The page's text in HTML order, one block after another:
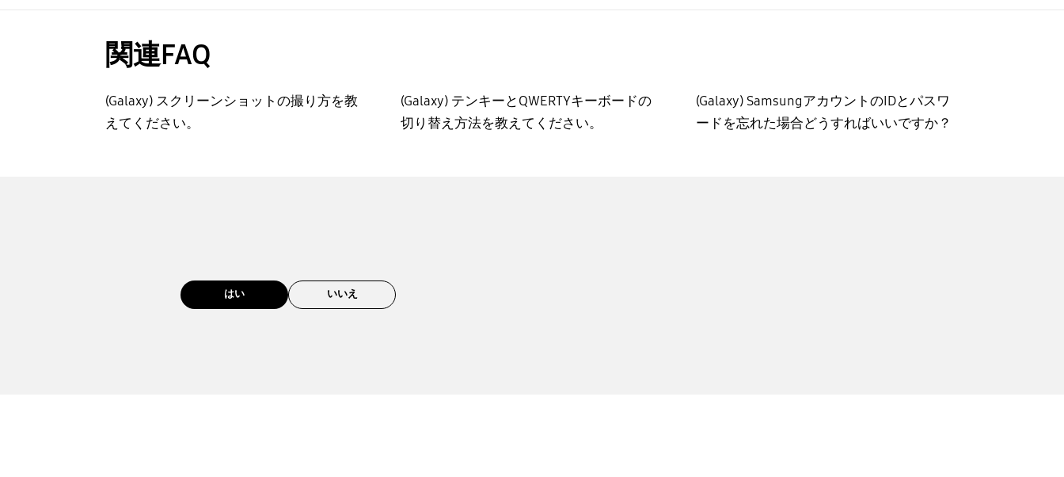
関連FAQ
(Galaxy) スクリーンショットの撮り方を教
えてください。
(Galaxy) テンキーとQWERTYキーボードの
切り替え方法を教えてください。
(Galaxy) SamsungアカウントのIDとパスワ
ードを忘れた場合どうすればいいですか？
はい いいえ